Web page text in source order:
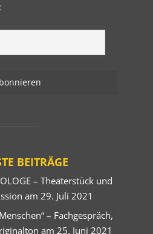
BEITRÄGE
– Theaterstück und
am 29. Juli 2021
– Fachgespräch,
am 25. Juni 2021